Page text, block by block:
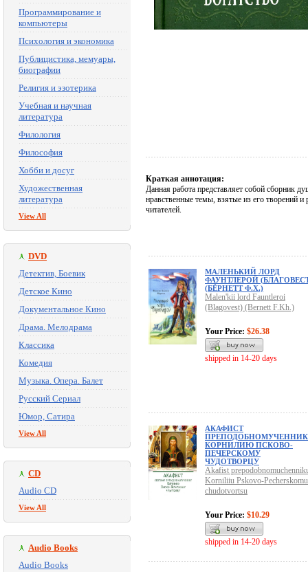
Программирование и
компьютеры
Психология и экономика
Публицистика, мемуары,
биографии
Религия и эзотерика
Учебная и научная
литература
Филология
Философия
Хобби и досуг
Художественная
литература
View All
DVD
Детектив, Боевик
Детское Кино
Документальное Кино
Драма. Мелодрама
Классика
Комедия
Музыка. Опера. Балет
Русский Сериал
Юмор, Сатира
View All
CD
Audio CD
View All
Audio Books
Audio Books
Краткая аннотация:
Данная работа представляет собой сборник
нравственные темы, взятые из его творений
читателей.
МАЛЕНЬКИЙ ЛОРД
ФАУНТЛЕРОЙ
(БЁРНЕТТ Ф.Х.)
Malen'kii lord Fauntleroi
(Blagovest) (Bernett F.Kh.)
Your Price: $26.38
shipped in 14-20 days
АКАФИСТ
КОРНИЛИЮ ПСКОВО-
ПЕЧЕРСКОМУ
ЧУДОТВОРЦУ
Akafist
Korniliiu Pskovo-Pecherskomu
chudotvortsu
Your Price: $10.29
shipped in 14-20 days